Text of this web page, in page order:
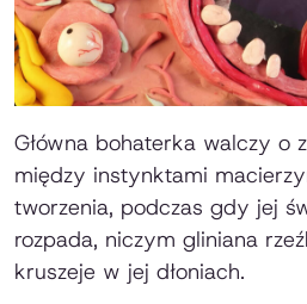
Główna bohaterka walczy o
między instynktami
tworzenia, podczas gdy jej
rozpada, niczym gliniana
kruszeje w jej dłoniach.